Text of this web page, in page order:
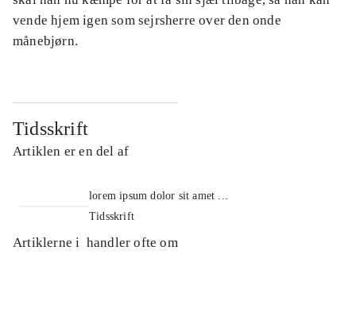
vende hjem igen som sejrsherre over den onde
månebjørn.
Tidsskrift
Artiklen er en del af
lorem ipsum dolor sit amet ...
Tidsskrift
Artiklerne i handler ofte om